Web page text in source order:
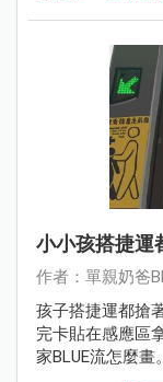
小小孩搭捷運
作者：單親奶爸
孩子搭捷運都搶
完卡貼在感應區
家BLUE流怎麼畫。